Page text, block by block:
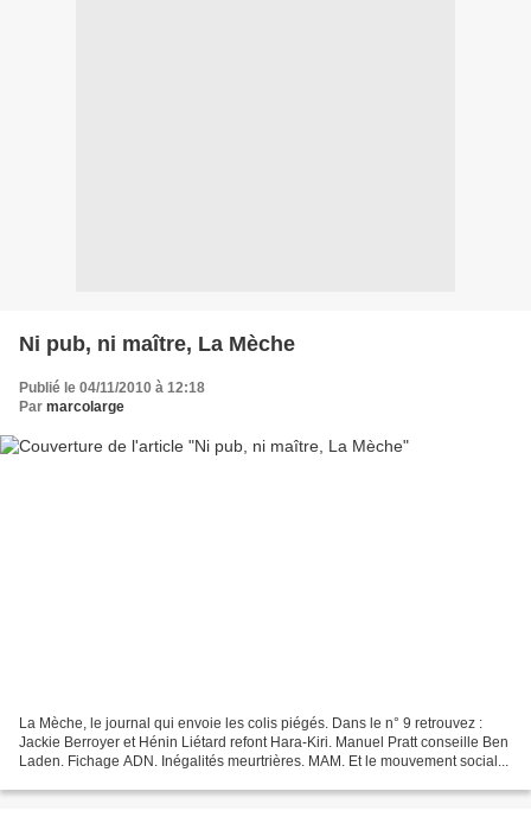
Ni pub, ni maître, La Mèche
Publié le 04/11/2010 à 12:18
Par marcolarge
La Mèche, le journal qui envoie les colis piégés. Dans le n° 9 retrouvez :
Jackie Berroyer et Hénin Liétard refont Hara-Kiri. Manuel Pratt conseille Ben
Laden. Fichage ADN. Inégalités meurtrières. MAM. Et le mouvement social...